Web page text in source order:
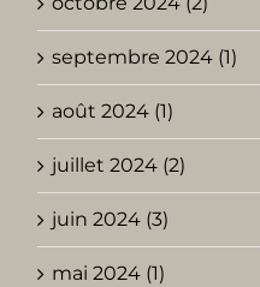
septembre 2024 (1)
août 2024 (1)
juillet 2024 (2)
juin 2024 (3)
mai 2024 (1)